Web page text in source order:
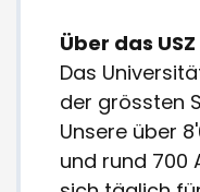
Über das USZ
Das
der grössten
Unsere über
und rund 700